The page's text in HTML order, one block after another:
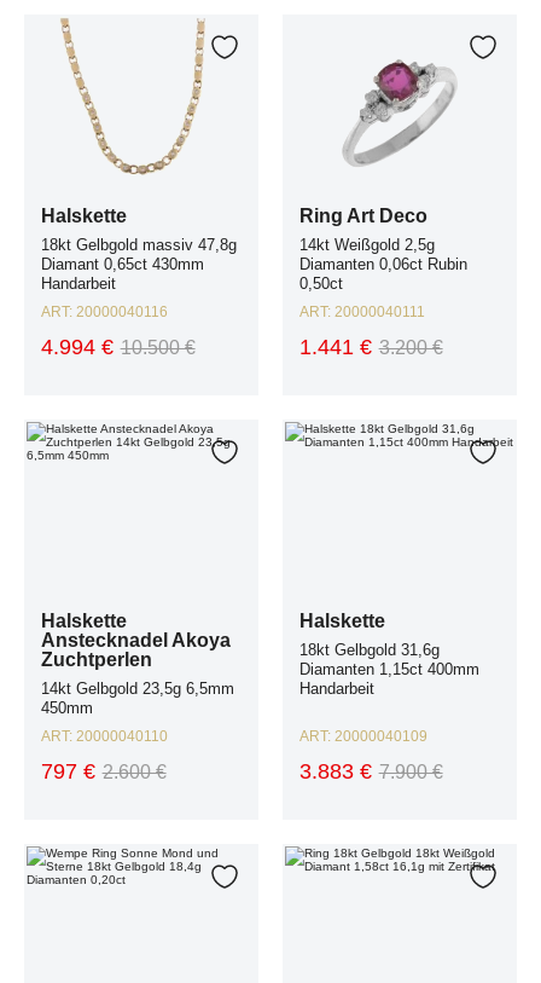
Halskette
18kt Gelbgold massiv 47,8g
Diamant 0,65ct 430mm
Handarbeit
Zur Wunschliste hinzufügen
ART: 20000040116
10.500 €
4.994 €
Halskette 18kt Gelbgold massiv 47,8g Diamant 0,65ct 430mm Handarbeit
Ring Art Deco
14kt Weißgold 2,5g
Diamanten 0,06ct Rubin
0,50ct
Zur
ART: 20000040111
3.200 €
1.441 €
Halskette
Anstecknadel Akoya
Zuchtperlen
14kt Gelbgold 23,5g 6,5mm
450mm
Zur Wunschliste hinzufügen
ART: 20000040110
2.600 €
797 €
Halskette Anstecknadel Akoya Zuchtperlen 14kt Gelbgold 23,5g 6,5mm
Halskette
18kt Gelbgold 31,6g
Diamanten 1,15ct 400mm
Handarbeit
Zur
ART: 20000040109
7.900 €
3.883 €
Halskette 18kt Gelbgold 31,6g
Zur Wunschliste hinzufügen
Wempe Ring Sonne Mond und Sterne 18kt Gelbgold 18,4g Diamanten
Zur
Ring 18kt Gelbgold 18kt Weißgold